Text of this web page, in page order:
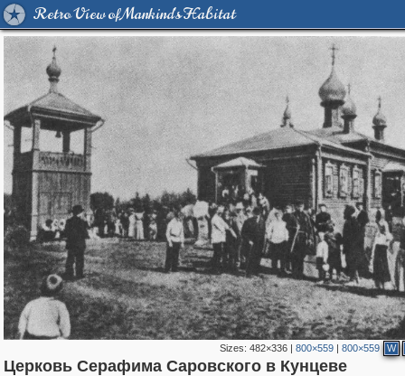
Retro View of Mankind's Habitat
Sizes:482×336 |800×559 |800×559 W
Церковь Серафима Саровского в Кунцеве
1,406,510 29,243
319,780 8,286
27,129 310 2,189 16